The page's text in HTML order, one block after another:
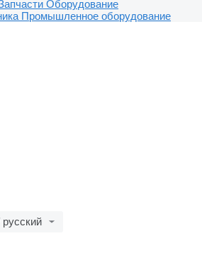
Оборудование
Промышленное оборудование